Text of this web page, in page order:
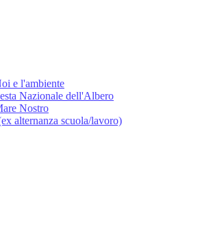
e l'ambiente
Nazionale dell'Albero
Nostro
alternanza scuola/lavoro)